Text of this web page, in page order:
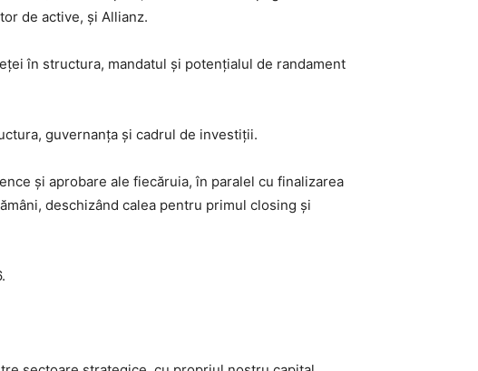
de active, și Allianz.
în structura, mandatul și potențialul de randament
guvernanța și cadrul de investiții.
și aprobare ale fiecăruia, în paralel cu finalizarea
deschizând calea pentru primul closing și